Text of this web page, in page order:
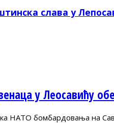
слава у
у Леосавићу
НАТО бомбардовања на